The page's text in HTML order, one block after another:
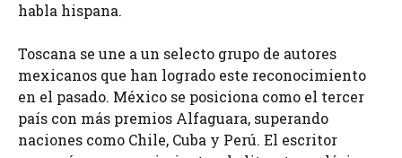
habla hispana.
Toscana se une a un selecto grupo de autores
mexicanos que han logrado este reconocimiento
en el pasado. México se posiciona como el tercer
país con más premios Alfaguara, superando
naciones como Chile, Cuba y Perú. El escritor